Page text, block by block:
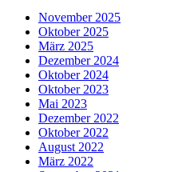
November 2025
Oktober 2025
März 2025
Dezember 2024
Oktober 2024
Oktober 2023
Mai 2023
Dezember 2022
Oktober 2022
August 2022
März 2022